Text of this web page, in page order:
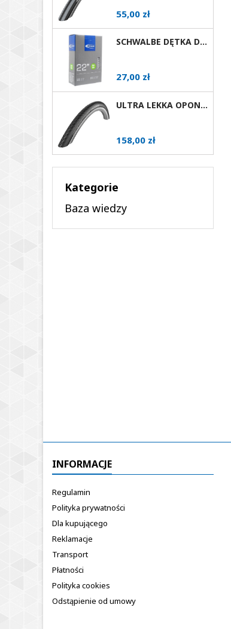
Cena
55,00 zł
SCHWALBE DĘTKA DO WÓZKA INWALIDZKIEGO 22X1 AV
Cena
27,00 zł
ULTRA LEKKA OPONA DO WÓZKA AKTYWNEGO SCHWALBE MARATHON PLUS EVOLUTION RÓŻNE ROZMIARY AV
Cena
158,00 zł
Kategorie
Baza wiedzy
INFORMACJE
Regulamin
Polityka prywatności
Dla kupującego
Reklamacje
Transport
Płatności
Polityka cookies
Odstąpienie od umowy